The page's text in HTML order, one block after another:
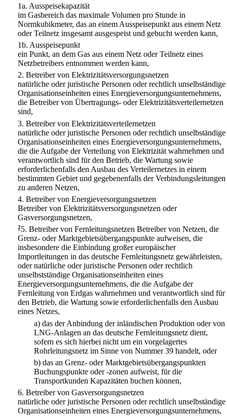
1a. Ausspeisekapazität
im Gasbereich das maximale Volumen pro Stunde in
Normkubikmeter, das an einem Ausspeisepunkt aus einem Netz
oder Teilnetz insgesamt ausgespeist und gebucht werden kann,
1b. Ausspeisepunkt
ein Punkt, an dem Gas aus einem Netz oder Teilnetz eines
Netzbetreibers entnommen werden kann,
2. Betreiber von Elektrizitätsversorgungsnetzen
natürliche oder juristische Personen oder rechtlich unselbständige
Organisationseinheiten eines Energieversorgungsunternehmens,
die Betreiber von Übertragungs- oder Elektrizitätsverteilernetzen
sind,
3. Betreiber von Elektrizitätsverteilernetzen
natürliche oder juristische Personen oder rechtlich unselbständige
Organisationseinheiten eines Energieversorgungsunternehmens,
die die Aufgabe der Verteilung von Elektrizität wahrnehmen und
verantwortlich sind für den Betrieb, die Wartung sowie
erforderlichenfalls den Ausbau des Verteilernetzes in einem
bestimmten Gebiet und gegebenenfalls der Verbindungsleitungen
zu anderen Netzen,
4. Betreiber von Energieversorgungsnetzen
Betreiber von Elektrizitätsversorgungsnetzen oder
Gasversorgungsnetzen,
25. Betreiber von Fernleitungsnetzen Betreiber von Netzen, die
Grenz- oder Marktgebietsübergangspunkte aufweisen, die
insbesondere die Einbindung großer europäischer
Importleitungen in das deutsche Fernleitungsnetz gewährleisten,
oder natürliche oder juristische Personen oder rechtlich
unselbstständige Organisationseinheiten eines
Energieversorgungsunternehmens, die die Aufgabe der
Fernleitung von Erdgas wahrnehmen und verantwortlich sind für
den Betrieb, die Wartung sowie erforderlichenfalls den Ausbau
eines Netzes,
a) das der Anbindung der inländischen Produktion oder von
LNG-Anlagen an das deutsche Fernleitungsnetz dient,
sofern es sich hierbei nicht um ein vorgelagertes
Rohrleitungsnetz im Sinne von Nummer 39 handelt, oder
b) das an Grenz- oder Marktgebietsübergangspunkten
Buchungspunkte oder -zonen aufweist, für die
Transportkunden Kapazitäten buchen können,
6. Betreiber von Gasversorgungsnetzen
natürliche oder juristische Personen oder rechtlich unselbständige
Organisationseinheiten eines Energieversorgungsunternehmens,